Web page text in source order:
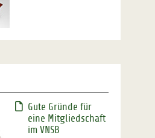
Gute Gründe für
eine Mitgliedschaft
im VNSB